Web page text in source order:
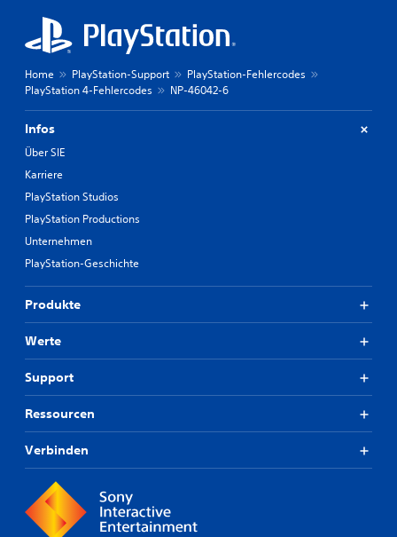
Home PlayStation-Support
PlayStation-Fehlercodes
PlayStation 4-Fehlercodes
NP-46042-6
Infos
Über SIE
Karriere
PlayStation Studios
PlayStation Productions
Unternehmen
PlayStation-Geschichte
Produkte
Werte
Support
Ressourcen
Verbinden